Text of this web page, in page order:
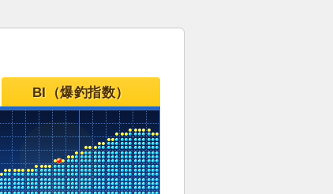
BI（爆釣指数）